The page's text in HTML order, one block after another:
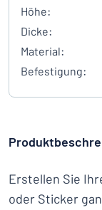
Höhe:
Dicke:
Material:
Befestigung:
Erstellen Sie
oder Sticker